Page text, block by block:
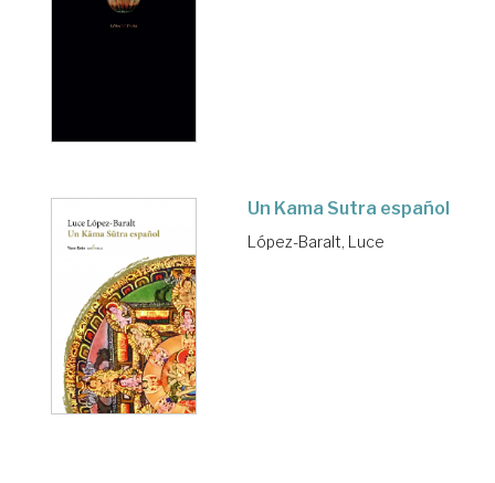
Un Kama Sutra español
López-Baralt, Luce